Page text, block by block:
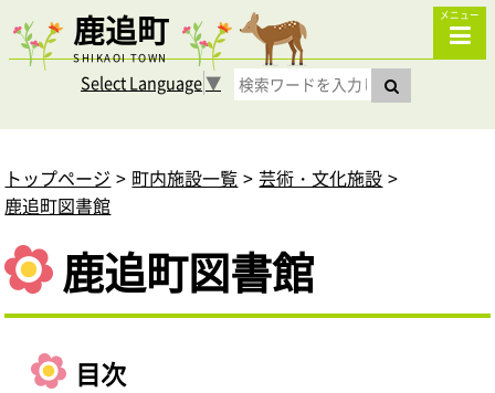
鹿追町
SHIKAOI TOWN
メニュー
Select Language▼
トップページ 町内施設一覧
芸術・文化施設
鹿追町図書館
鹿追町図書館
目次